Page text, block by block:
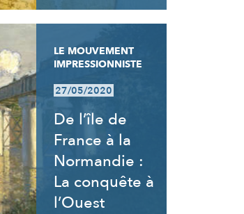
LE MOUVEMENT
IMPRESSIONNISTE
27/05/2020
De l’île de
France à la
Normandie :
La conquête à
l’Ouest